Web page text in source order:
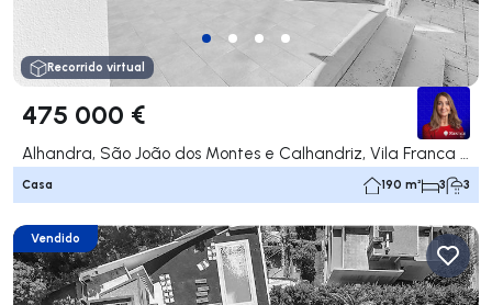
Recorrido virtual
475 000 €
Alhandra, São João dos Montes e Calhandriz, Vila Franca de Xira
Casa 190 m² 3 3
Vendido